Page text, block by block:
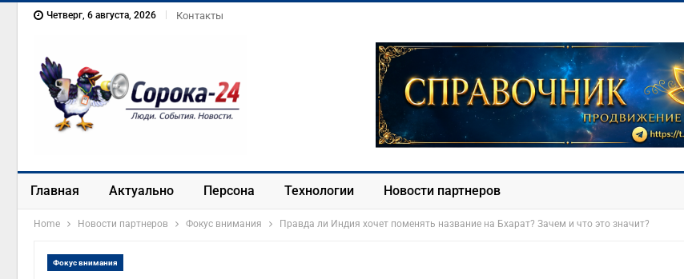
Четверг, 6 августа, 2026 Контакты
Главная Актуально Персона Технологии Новости партнеров
Home Новости партнеров Фокус внимания Правда ли Индия хочет поменять название на Бхарат? Зачем и что это значит?
Фокус внимания